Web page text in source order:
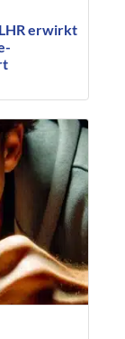
erwirkt